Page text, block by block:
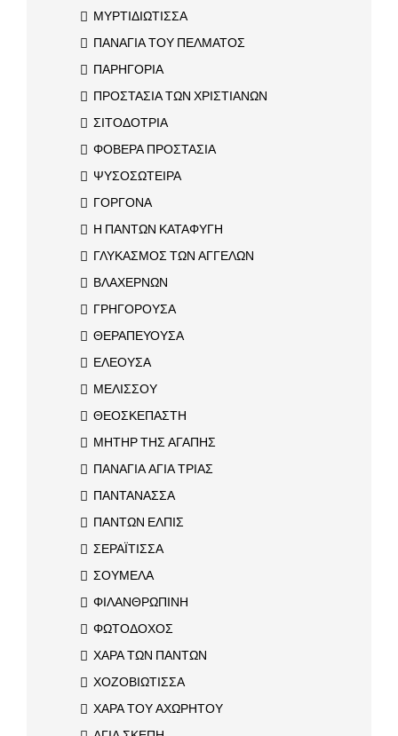
ΜΥΡΤΙΔΙΩΤΙΣΣΑ
ΠΑΝΑΓΙΑ ΤΟΥ ΠΕΛΜΑΤΟΣ
ΠΑΡΗΓΟΡΙΑ
ΠΡΟΣΤΑΣΙΑ ΤΩΝ ΧΡΙΣΤΙΑΝΩΝ
ΣΙΤΟΔΟΤΡΙΑ
ΦΟΒΕΡΑ ΠΡΟΣΤΑΣΙΑ
ΨΥΣΟΣΩΤΕΙΡΑ
ΓΟΡΓΟΝΑ
Η ΠΑΝΤΩΝ ΚΑΤΑΦΥΓΗ
ΓΛΥΚΑΣΜΟΣ ΤΩΝ ΑΓΓΕΛΩΝ
ΒΛΑΧΕΡΝΩΝ
ΓΡΗΓΟΡΟΥΣΑ
ΘΕΡΑΠΕΥΟΥΣΑ
ΕΛΕΟΥΣΑ
ΜΕΛΙΣΣΟΥ
ΘΕΟΣΚΕΠΑΣΤΗ
ΜΗΤΗΡ ΤΗΣ ΑΓΑΠΗΣ
ΠΑΝΑΓΙΑ ΑΓΙΑ ΤΡΙΑΣ
ΠΑΝΤΑΝΑΣΣΑ
ΠΑΝΤΩΝ ΕΛΠΙΣ
ΣΕΡΑΪΤΙΣΣΑ
ΣΟΥΜΕΛΑ
ΦΙΛΑΝΘΡΩΠΙΝΗ
ΦΩΤΟΔΟΧΟΣ
ΧΑΡΑ ΤΩΝ ΠΑΝΤΩΝ
ΧΟΖΟΒΙΩΤΙΣΣΑ
ΧΑΡΑ ΤΟΥ ΑΧΩΡΗΤΟΥ